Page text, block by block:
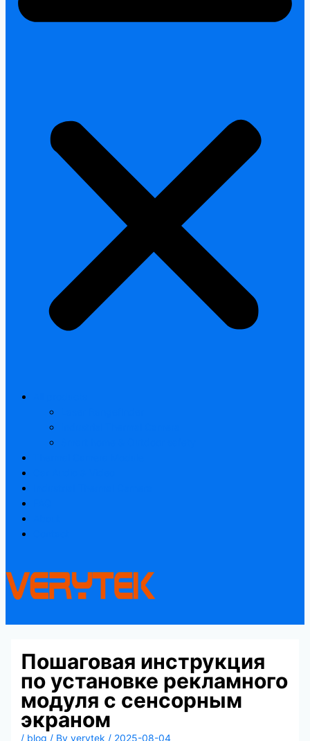
Пошаговая инструкция
по установке рекламного
модуля с сенсорным
экраном
/ blog / By verytek / 2025-08-04